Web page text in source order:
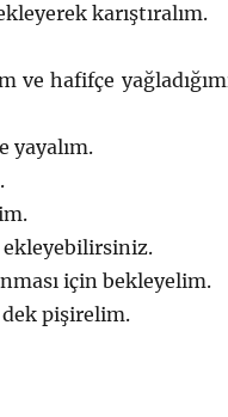
karıştıralım.
ve hafifçe
yayalım.
ekleyebilirsiniz.
için bekleyelim.
dek pişirelim.